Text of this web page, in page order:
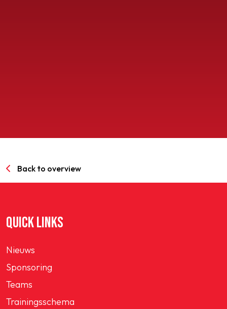
Back to overview
QUICK LINKS
Nieuws
Sponsoring
Teams
Trainingsschema